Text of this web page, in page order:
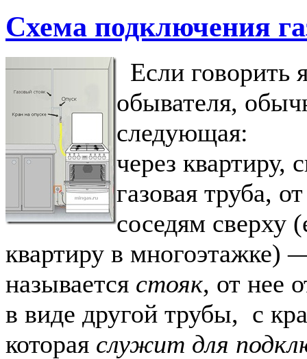
Схема подключения
Если говорить
обывателя,
следующая:
через квартиру,
газовая труба,
соседям сверху
квартиру в многоэтажке)
называется стояк, от нее
в виде другой трубы, с
которая служит для